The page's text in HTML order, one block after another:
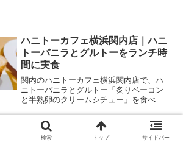
ハニトーカフェ横浜関内店｜ハニ
トーバニラとグルトーをランチ時
間に実食
関内のハニトーカフェ横浜関内店で、ハ
ニトーバニラとグルトー「炙りベーコン
と半熟卵のクリームシチュー」を食べて
いハニトーと食事系トーストを楽しんだ
実食レビューです。
検索 トップ サイドバー